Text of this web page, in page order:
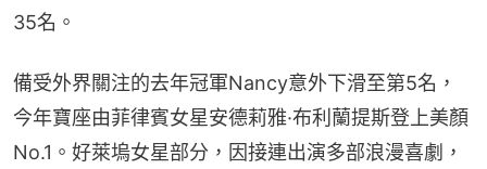
35名。
備受外界關注的去年冠軍Nancy意外下滑至第5名，
今年寶座由菲律賓女星安德莉雅·布利蘭提斯登上美顏
No.1。好萊塢女星部分，因接連出演多部浪漫喜劇，